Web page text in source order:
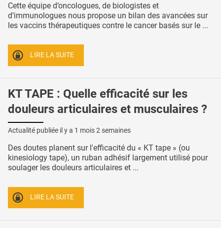
Cette équipe d’oncologues, de biologistes et
d’immunologues nous propose un bilan des avancées sur
les vaccins thérapeutiques contre le cancer basés sur le ...
LIRE LA SUITE
KT TAPE : Quelle efficacité sur les
douleurs articulaires et musculaires ?
Actualité publiée il y a 1 mois 2 semaines
Des doutes planent sur l'efficacité du « KT tape » (ou
kinesiology tape), un ruban adhésif largement utilisé pour
soulager les douleurs articulaires et ...
LIRE LA SUITE